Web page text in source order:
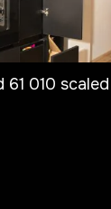
61 010 scaled